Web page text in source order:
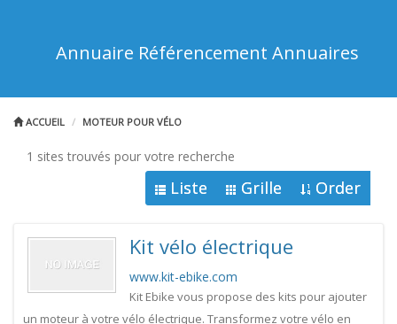
Annuaire Référencement Annuaires
ACCUEIL MOTEUR POUR VÉLO
1 sites trouvés pour votre recherche
Liste Grille Order
Kit vélo électrique
www.kit-ebike.com
Kit Ebike vous propose des kits pour ajouter
un moteur à votre vélo électrique. Transformez votre vélo en